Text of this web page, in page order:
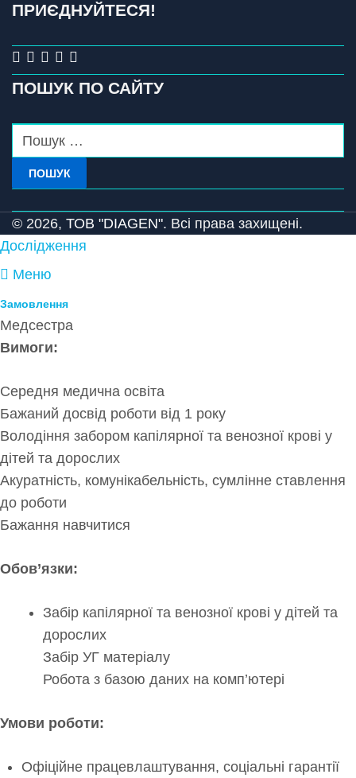
ПРИЄДНУЙТЕСЯ!
ПОШУК ПО САЙТУ
ПОШУК
© 2026, ТОВ "DIAGEN". Всі права захищені.
Дослідження
Меню
Замовлення
Медсестра
Вимоги:
Середня медична освіта
Бажаний досвід роботи від 1 року
Володіння забором капілярної та венозної крові у
дітей та дорослих
Акуратність, комунікабельність, сумлінне ставлення
до роботи
Бажання навчитися
Обов’язки:
Забір капілярної та венозної крові у дітей та
дорослих
Забір УГ матеріалу
Робота з базою даних на комп’ютері
Умови роботи:
Офіційне працевлаштування, соціальні гарантії